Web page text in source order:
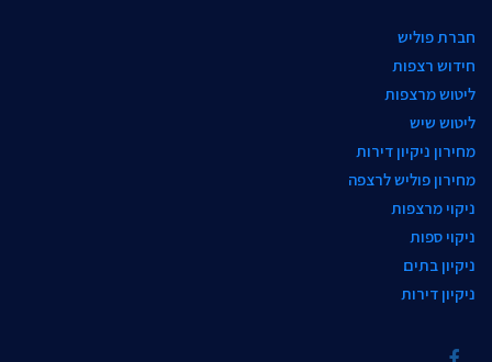
חברת פוליש
חידוש רצפות
ליטוש מרצפות
ליטוש שיש
מחירון ניקיון דירות
מחירון פוליש לרצפה
ניקוי מרצפות
ניקוי ספות
ניקיון בתים
ניקיון דירות